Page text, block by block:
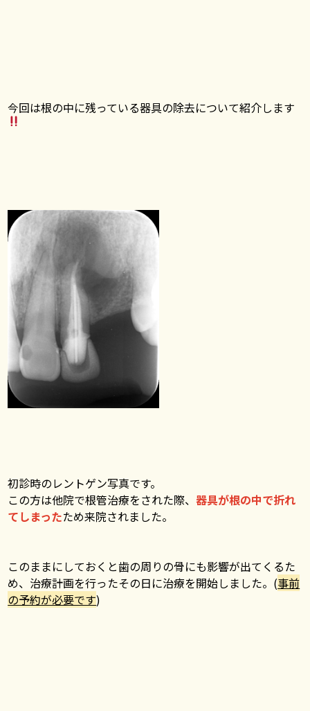
今回は根の中に残っている器具の除去について紹介します
初診時のレントゲン写真です。
この方は他院で根管治療をされた際、器具が根の中で折れ
てしまったため来院されました。
このままにしておくと歯の周りの骨にも影響が出てくるた
め、治療計画を行ったその日に治療を開始しました。(事前
の予約が必要です)